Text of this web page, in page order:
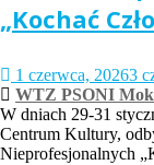
„Kochać
1 czerwca, 20263
WTZ PSONI
W dniach 29-31
Centrum Kultury,
Nieprofesjonalnych